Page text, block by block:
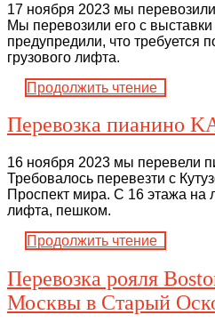
17 ноября 2023 мы
Мы перевозили его с
предупредили, что требуется
грузового лифта.
Продолжить чтение
Перевозка пианино
16 ноября 2023 мы перевели
Требовалось перевезти с
Проспект мира. С 16 этажа на
лифта, пешком.
Продолжить чтение
Перевозка рояля
Москвы в Старый